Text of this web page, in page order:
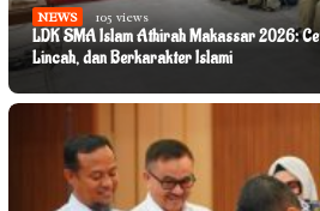
NEWS 105 views
LDK SMA Islam Athirah Makassar 2026:
Lincah, dan Berkarakter Islami